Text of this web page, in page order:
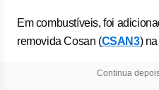
Em combustíveis, foi
removida Cosan (CSAN3)
Continua